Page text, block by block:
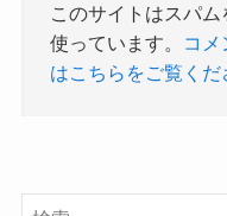
このサイトはスパ
使っています。
コメ
はこちらをご覧くだ